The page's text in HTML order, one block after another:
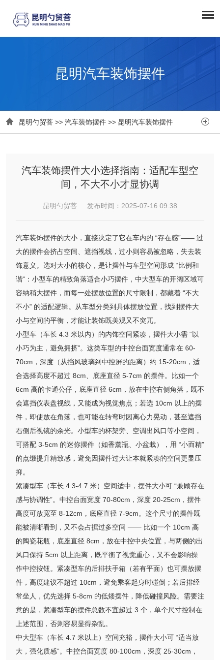
昆明汽车装饰摆件
 昆明勺贸菩 >> 汽车装饰摆件 >> 昆明汽车装饰摆件 
汽车装饰摆件大小选择指南：适配车型空
间，不大不小才显协调
昆明勺贸菩 发布时间：2025-07-16 09:38
汽车装饰摆件的大小，直接决定了它在车内的 “存在感”—— 过
大的摆件会挤占空间、遮挡视线，过小则容易被忽略，失去装
饰意义。选对大小的核心，是让摆件与车型空间形成 “比例和
谐”：小型车的精致角落适合小巧摆件，中大型车的开阔区域可
容纳稍大摆件，而每一处摆放位置的尺寸限制，都藏着 “不大
不小” 的适配逻辑。从车型分类到具体摆放位置，找到摆件大
小与空间的平衡，才能让装饰既美观又不突兀。
小型车（车长 4.3 米以内）的内饰空间紧凑，摆件大小需 “以
小巧为主，避免拥挤”。这类车型的中控台面宽度通常在 60-
70cm，深度（从挡风玻璃到中控屏的距离）约 15-20cm，适
合选择高度不超过 8cm、底座直径 5-7cm 的摆件。比如一个
6cm 高的卡通公仔，底座直径 6cm，放在中控右侧角落，既不
会遮挡仪表盘视线，又能成为视觉焦点；若选 10cm 以上的摆
件，即使放在角落，也可能在转弯时因离心力晃动，甚至遮挡
右侧后视镜的余光。小型车的杯架旁、空调出风口等小空间，
可搭配 3-5cm 的迷你摆件（如香薰瓶、小盆栽），用 “小而精”
的点缀提升精致感，避免因摆件过大让本就紧凑的空间更显压
抑。
紧凑型车（车长 4.3-4.7 米）空间适中，摆件大小可 “兼顾存在
感与协调性”。中控台面宽度 70-80cm，深度 20-25cm，摆件
高度可放宽至 8-12cm，底座直径 7-9cm。这个尺寸的摆件既
能被清晰看到，又不会占据过多空间 —— 比如一个 10cm 高
的陶瓷花瓶，底座直径 8cm，放在中控中央位置，与两侧的出
风口保持 5cm 以上距离，既平衡了视觉重心，又不会影响操
作中控按钮。紧凑型车的后排扶手箱（若有平面）也可摆放摆
件，高度建议不超过 10cm，避免乘客起身时碰倒；若后排经
常坐人，优先选择 5-8cm 的低矮摆件，降低碰撞风险。需要注
意的是，紧凑型车的摆件总数不宜超过 3 个，单个尺寸控制在
上述范围，否则容易显得杂乱。
中大型车（车长 4.7 米以上）空间充裕，摆件大小可 “适当放
大，强化质感”。中控台面宽度 80-100cm，深度 25-30cm，